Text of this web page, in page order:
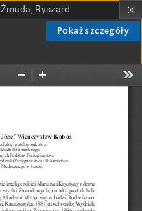
Pokaż szczegóły
Żmuda, Ryszard